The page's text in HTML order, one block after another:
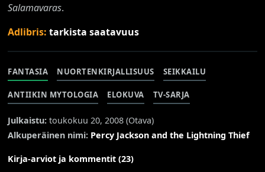
Salamavaras.
Adlibris:tarkista saatavuus
FANTASIA NUORTENKIRJALLISUUS SEIKKAILU
ANTIIKIN MYTOLOGIA ELOKUVA TV-SARJA
Julkaistu: toukokuu 20, 2008 (Otava)
Alkuperäinen nimi: Percy Jackson and the Lightning Thief
Kirja-arviot ja kommentit (23)